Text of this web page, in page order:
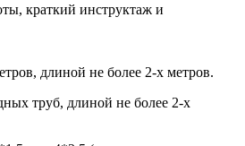
краткий инструктаж и
длиной не более 2-х метров.
труб, длиной не более 2-х